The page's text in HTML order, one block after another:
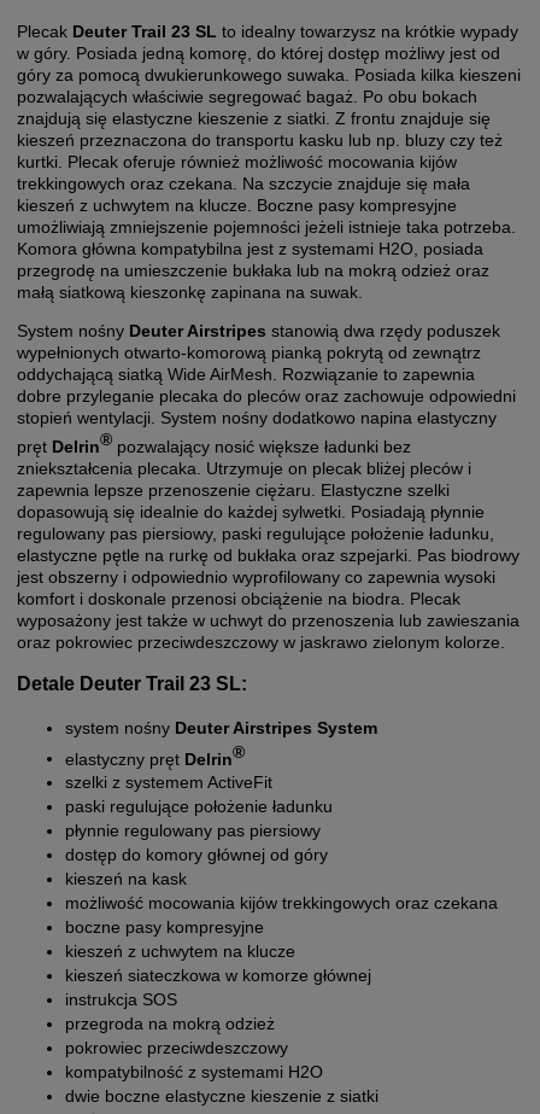
Plecak Deuter Trail 23 SL to idealny towarzysz na krótkie wypady
w góry. Posiada jedną komorę, do której dostęp możliwy jest od
góry za pomocą dwukierunkowego suwaka. Posiada kilka kieszeni
pozwalających właściwie segregować bagaż. Po obu bokach
znajdują się elastyczne kieszenie z siatki. Z frontu znajduje się
kieszeń przeznaczona do transportu kasku lub np. bluzy czy też
kurtki. Plecak oferuje również możliwość mocowania kijów
trekkingowych oraz czekana. Na szczycie znajduje się mała
kieszeń z uchwytem na klucze. Boczne pasy kompresyjne
umożliwiają zmniejszenie pojemności jeżeli istnieje taka potrzeba.
Komora główna kompatybilna jest z systemami H2O, posiada
przegrodę na umieszczenie bukłaka lub na mokrą odzież oraz
małą siatkową kieszonkę zapinana na suwak.
System nośny Deuter Airstripes stanowią dwa rzędy poduszek
wypełnionych otwarto-komorową pianką pokrytą od zewnątrz
oddychającą siatką Wide AirMesh. Rozwiązanie to zapewnia
dobre przyleganie plecaka do pleców oraz zachowuje odpowiedni
stopień wentylacji. System nośny dodatkowo napina elastyczny
pręt Delrin® pozwalający nosić większe ładunki bez
zniekształcenia plecaka. Utrzymuje on plecak bliżej pleców i
zapewnia lepsze przenoszenie ciężaru. Elastyczne szelki
dopasowują się idealnie do każdej sylwetki. Posiadają płynnie
regulowany pas piersiowy, paski regulujące położenie ładunku,
elastyczne pętle na rurkę od bukłaka oraz szpejarki. Pas biodrowy
jest obszerny i odpowiednio wyprofilowany co zapewnia wysoki
komfort i doskonale przenosi obciążenie na biodra. Plecak
wyposażony jest także w uchwyt do przenoszenia lub zawieszania
oraz pokrowiec przeciwdeszczowy w jaskrawo zielonym kolorze.
Detale Deuter Trail 23 SL:
system nośny Deuter Airstripes System
elastyczny pręt Delrin®
szelki z systemem ActiveFit
paski regulujące położenie ładunku
płynnie regulowany pas piersiowy
dostęp do komory głównej od góry
kieszeń na kask
możliwość mocowania kijów trekkingowych oraz czekana
boczne pasy kompresyjne
kieszeń z uchwytem na klucze
kieszeń siateczkowa w komorze głównej
instrukcja SOS
przegroda na mokrą odzież
pokrowiec przeciwdeszczowy
kompatybilność z systemami H2O
dwie boczne elastyczne kieszenie z siatki